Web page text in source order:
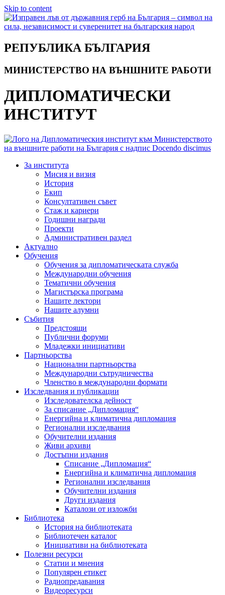
Skip to content
РЕПУБЛИКА БЪЛГАРИЯ
МИНИСТЕРСТВО НА ВЪНШНИТЕ РАБОТИ
ДИПЛОМАТИЧЕСКИ
ИНСТИТУТ
За института
Мисия и визия
История
Екип
Консултативен съвет
Стаж и кариери
Годишни награди
Проекти
Административен раздел
Актуално
Обучения
Обучения за дипломатическата служба
Международни обучения
Тематични обучения
Магистърска програма
Нашите лектори
Нашите алумни
Събития
Предстоящи
Публични форуми
Младежки инициативи
Партньорства
Национални партньорства
Международни сътрудничества
Членство в международни формати
Изследвания и публикации
Изследователска дейност
За списание „Дипломация“
Енергийна и климатична дипломация
Регионални изследвания
Обучителни издания
Живи архиви
Достъпни издания
Списание „Дипломация“
Енергийна и климатична дипломация
Регионални изследвания
Обучителни издания
Други издания
Каталози от изложби
Библиотека
История на библиотеката
Библиотечен каталог
Инициативи на библиотеката
Полезни ресурси
Статии и мнения
Популярен етикет
Радиопредавания
Видеоресурси